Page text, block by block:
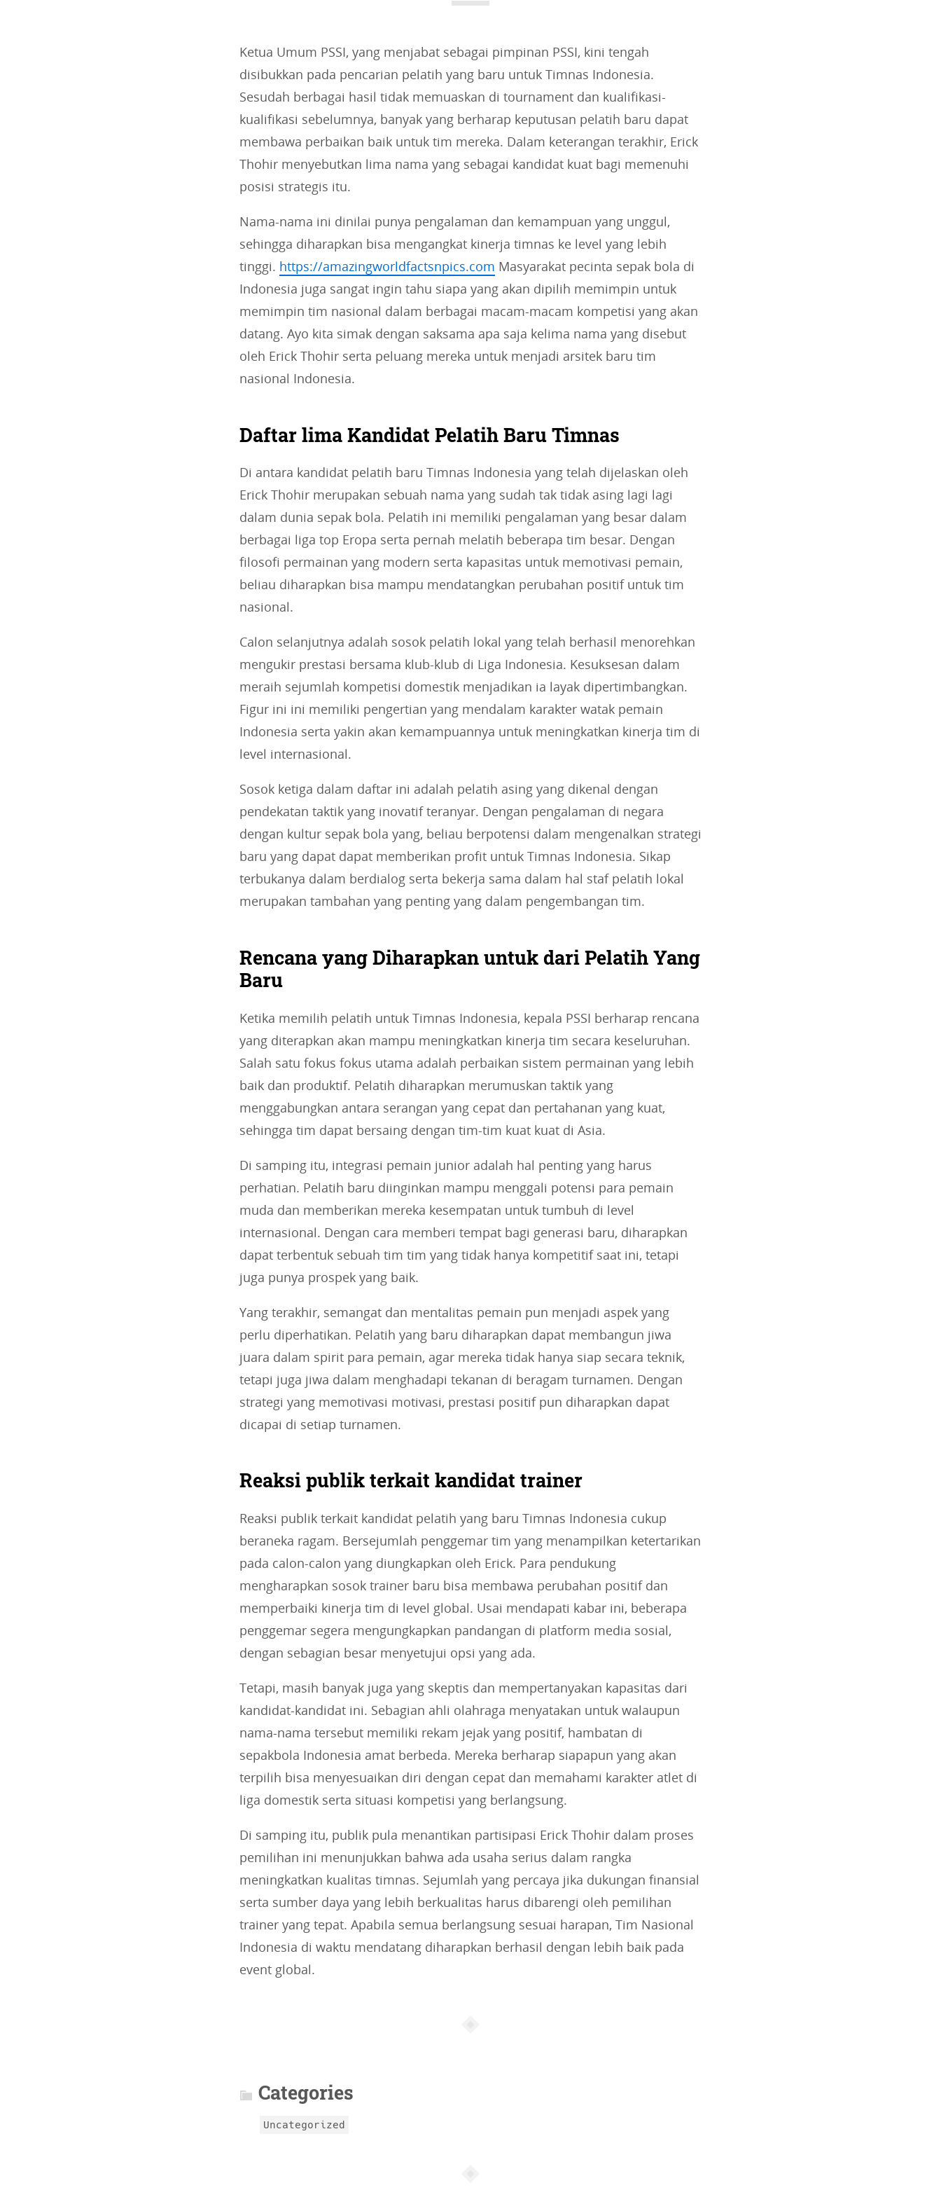
s
:
Ketua Umum PSSI, yang menjabat sebagai pimpinan PSSI, kini tengah
disibukkan pada pencarian pelatih yang baru untuk Timnas Indonesia.
Sesudah berbagai hasil tidak memuaskan di tournament dan kualifikasi-
kualifikasi sebelumnya, banyak yang berharap keputusan pelatih baru dapat
membawa perbaikan baik untuk tim mereka. Dalam keterangan terakhir, Erick
Thohir menyebutkan lima nama yang sebagai kandidat kuat bagi memenuhi
posisi strategis itu.
Nama-nama ini dinilai punya pengalaman dan kemampuan yang unggul,
sehingga diharapkan bisa mengangkat kinerja timnas ke level yang lebih
tinggi. https://amazingworldfactsnpics.com Masyarakat pecinta sepak bola di
Indonesia juga sangat ingin tahu siapa yang akan dipilih memimpin untuk
memimpin tim nasional dalam berbagai macam-macam kompetisi yang akan
datang. Ayo kita simak dengan saksama apa saja kelima nama yang disebut
oleh Erick Thohir serta peluang mereka untuk menjadi arsitek baru tim
nasional Indonesia.
Daftar lima Kandidat Pelatih Baru Timnas
Di antara kandidat pelatih baru Timnas Indonesia yang telah dijelaskan oleh
Erick Thohir merupakan sebuah nama yang sudah tak tidak asing lagi lagi
dalam dunia sepak bola. Pelatih ini memiliki pengalaman yang besar dalam
berbagai liga top Eropa serta pernah melatih beberapa tim besar. Dengan
filosofi permainan yang modern serta kapasitas untuk memotivasi pemain,
beliau diharapkan bisa mampu mendatangkan perubahan positif untuk tim
nasional.
Calon selanjutnya adalah sosok pelatih lokal yang telah berhasil menorehkan
mengukir prestasi bersama klub-klub di Liga Indonesia. Kesuksesan dalam
meraih sejumlah kompetisi domestik menjadikan ia layak dipertimbangkan.
Figur ini ini memiliki pengertian yang mendalam karakter watak pemain
Indonesia serta yakin akan kemampuannya untuk meningkatkan kinerja tim di
level internasional.
Sosok ketiga dalam daftar ini adalah pelatih asing yang dikenal dengan
pendekatan taktik yang inovatif teranyar. Dengan pengalaman di negara
dengan kultur sepak bola yang, beliau berpotensi dalam mengenalkan strategi
baru yang dapat dapat memberikan profit untuk Timnas Indonesia. Sikap
terbukanya dalam berdialog serta bekerja sama dalam hal staf pelatih lokal
merupakan tambahan yang penting yang dalam pengembangan tim.
Rencana yang Diharapkan untuk dari Pelatih Yang
Baru
Ketika memilih pelatih untuk Timnas Indonesia, kepala PSSI berharap rencana
yang diterapkan akan mampu meningkatkan kinerja tim secara keseluruhan.
Salah satu fokus fokus utama adalah perbaikan sistem permainan yang lebih
baik dan produktif. Pelatih diharapkan merumuskan taktik yang
menggabungkan antara serangan yang cepat dan pertahanan yang kuat,
sehingga tim dapat bersaing dengan tim-tim kuat kuat di Asia.
Di samping itu, integrasi pemain junior adalah hal penting yang harus
perhatian. Pelatih baru diinginkan mampu menggali potensi para pemain
muda dan memberikan mereka kesempatan untuk tumbuh di level
internasional. Dengan cara memberi tempat bagi generasi baru, diharapkan
dapat terbentuk sebuah tim tim yang tidak hanya kompetitif saat ini, tetapi
juga punya prospek yang baik.
Yang terakhir, semangat dan mentalitas pemain pun menjadi aspek yang
perlu diperhatikan. Pelatih yang baru diharapkan dapat membangun jiwa
juara dalam spirit para pemain, agar mereka tidak hanya siap secara teknik,
tetapi juga jiwa dalam menghadapi tekanan di beragam turnamen. Dengan
strategi yang memotivasi motivasi, prestasi positif pun diharapkan dapat
dicapai di setiap turnamen.
Reaksi publik terkait kandidat trainer
Reaksi publik terkait kandidat pelatih yang baru Timnas Indonesia cukup
beraneka ragam. Bersejumlah penggemar tim yang menampilkan ketertarikan
pada calon-calon yang diungkapkan oleh Erick. Para pendukung
mengharapkan sosok trainer baru bisa membawa perubahan positif dan
memperbaiki kinerja tim di level global. Usai mendapati kabar ini, beberapa
penggemar segera mengungkapkan pandangan di platform media sosial,
dengan sebagian besar menyetujui opsi yang ada.
Tetapi, masih banyak juga yang skeptis dan mempertanyakan kapasitas dari
kandidat-kandidat ini. Sebagian ahli olahraga menyatakan untuk walaupun
nama-nama tersebut memiliki rekam jejak yang positif, hambatan di
sepakbola Indonesia amat berbeda. Mereka berharap siapapun yang akan
terpilih bisa menyesuaikan diri dengan cepat dan memahami karakter atlet di
liga domestik serta situasi kompetisi yang berlangsung.
Di samping itu, publik pula menantikan partisipasi Erick Thohir dalam proses
pemilihan ini menunjukkan bahwa ada usaha serius dalam rangka
meningkatkan kualitas timnas. Sejumlah yang percaya jika dukungan finansial
serta sumber daya yang lebih berkualitas harus dibarengi oleh pemilihan
trainer yang tepat. Apabila semua berlangsung sesuai harapan, Tim Nasional
Indonesia di waktu mendatang diharapkan berhasil dengan lebih baik pada
event global.
Categories
Uncategorized